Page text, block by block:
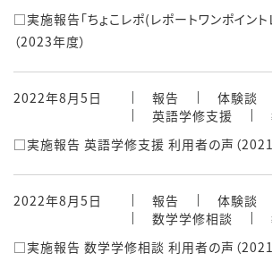
□実施報告「ちょこレポ(レポートワンポイント
（2023年度）
2022年8月5日 報告 体験談
英語学修支援
□実施報告 英語学修支援 利用者の声（2021
2022年8月5日 報告 体験談
数学学修相談
□実施報告 数学学修相談 利用者の声（2021